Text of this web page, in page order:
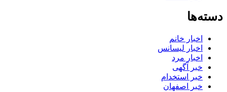
دسته‌ها
اخبار خانم
اخبار لیسانس
اخبار مرد
خبر آگهی
خبر استخدام
خبر اصفهان